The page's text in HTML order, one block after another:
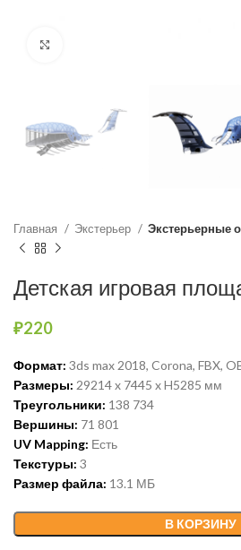
Главная Экстерьер Экстерьерные
Детская игровая
₽220
Формат: 3ds max 2018, Corona, FBX,
Размеры: 29214 x 7445 x H5285 мм
Треугольники: 138 734
Вершины: 71 801
UV Mapping: Есть
Текстуры: 3
Размер файла: 13.1 МБ
В КОРЗИНУ